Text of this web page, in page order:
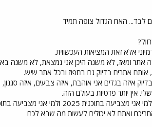
האח הגדול צופה תמיד
אלא זאת המציאות העכשווית.
ומאז, לא משנה היכן אני נמצאת, לא משנה
אותם אתרים בדיוק גם בתפוז ובכל אתר שיש.
איזה בגדים אני אוהבת, איזה צבעים, איזה
אין יותר פרטיות בעולם הזה.
ולמי אני מצביעה בתוכנית 'האח הגדול'.
ואתם לא יכולים לעשות מה שבא לכם